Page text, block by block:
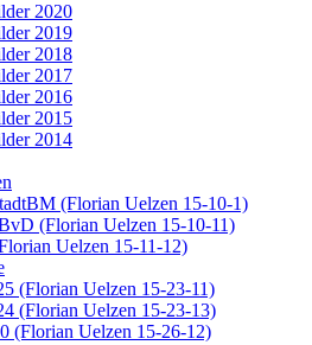
2020
2019
2018
2017
2016
2015
2014
(Florian Uelzen 15-10-1)
(Florian Uelzen 15-10-11)
Uelzen 15-11-12)
(Florian Uelzen 15-23-11)
(Florian Uelzen 15-23-13)
(Florian Uelzen 15-26-12)